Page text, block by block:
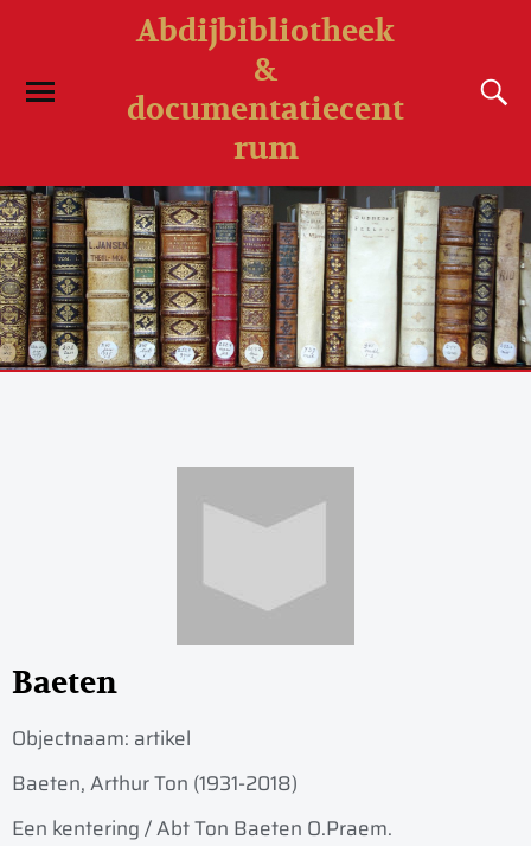
Abdijbibliotheek
&
documentatiecent
rum
Baeten
Objectnaam: artikel
Baeten, Arthur Ton (1931-2018)
Een kentering / Abt Ton Baeten O.Praem.